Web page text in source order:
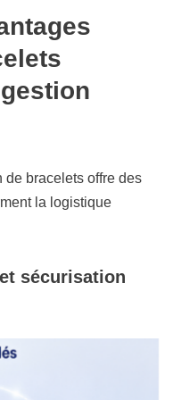
de bracelets offre des
la logistique
sécurisation